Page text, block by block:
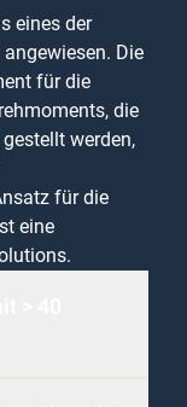
eines der
Die
für die
die
werden,
für die
eine